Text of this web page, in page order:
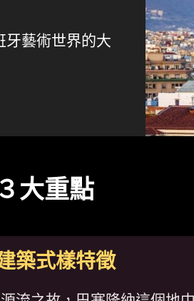
牙藝術世界的大
大重點
築式樣特徵